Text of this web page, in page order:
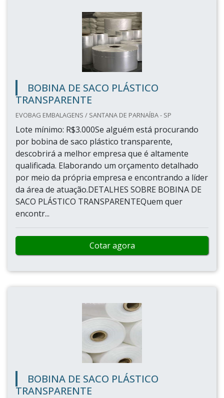
BOBINA DE SACO PLÁSTICO
TRANSPARENTE
EVOBAG EMBALAGENS / SANTANA DE PARNAÍBA - SP
Lote mínimo: R$3.000Se alguém está procurando
por bobina de saco plástico transparente,
descobrirá a melhor empresa que é altamente
qualificada. Elaborando um orçamento detalhado
por meio da própria empresa e encontrando a líder
da área de atuação.DETALHES SOBRE BOBINA DE
SACO PLÁSTICO TRANSPARENTEQuem quer
encontr...
Cotar agora
BOBINA DE SACO PLÁSTICO
TRANSPARENTE